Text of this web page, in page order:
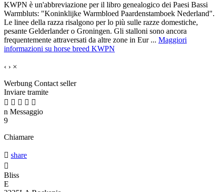
KWPN è un'abbreviazione per il libro genealogico dei Paesi Bassi
Warmbluts: "Koninklijke Warmbloed Paardenstamboek Nederland".
Le linee della razza risalgono per lo più sulle razze domestiche,
pesante Gelderlander o Groningen. Gli stalloni sono ancora
frequentemente attraversati da altre zone in Eur ... Maggiori
informazioni su horse breed KWPN
‹ › ×
Werbung Contact seller
Inviare tramite
    
n Messaggio
9
Chiamare
 share

Bliss
E